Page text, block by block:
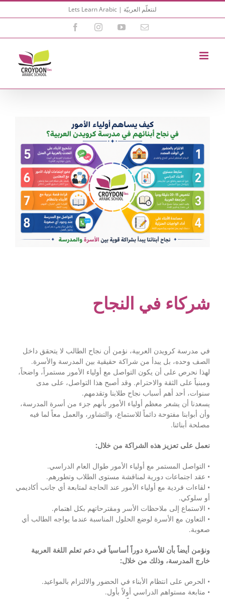
Skip
to
Lets Learn Arabic | لنتعلّم العربيّة
FacebookInstagramYouTubeEmail
Image
شركاء في النجاح
في مدرسة كرويدن العربية، نؤمن أن نجاح الطالب لا يتحقق داخل
الصف وحده، بل يبدأ من شراكة حقيقية بين المدرسة والأسرة.
لهذا نحرص على أن يكون التواصل مع أولياء الأمور مستمراً، واضحاً،
ومبنياً على الثقة والاحترام. وقد أصبح هذا التواصل، على مدى
سنوات، أحد أهم أسباب نجاح طلابنا وتقدمهم.
يسعدنا أن يشعر معظم أولياء الأمور بأنهم جزء من أسرة المدرسة،
وأن أبوابنا مفتوحة دائماً للاستماع، والتشاور، والعمل معاً لما فيه
مصلحة أبنائنا.
نعمل على تعزيز هذه الشراكة من خلال:
• التواصل المستمر مع أولياء الأمور طوال العام الدراسي.
• عقد اجتماعات دورية لمناقشة مستوى الطلاب وتطورهم.
• لقاءات فردية مع أولياء الأمور عند الحاجة لمتابعة أي جانب أكاديمي
أو سلوكي.
• الاستماع إلى ملاحظات الأسر ومقترحاتهم بكل اهتمام.
• التعاون مع الأسرة لوضع الحلول المناسبة عندما يواجه الطالب أي
صعوبة.
ونؤمن أيضاً بأن للأسرة دوراً أساسياً في دعم تعلم اللغة العربية
خارج المدرسة، وذلك من خلال:
• الحرص على انتظام الأبناء في الحضور والالتزام بالمواعيد.
• متابعة مستواهم الدراسي أولاً بأول.